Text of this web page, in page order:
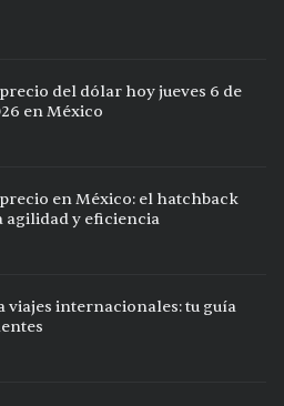
del dólar hoy jueves 6 de
en México
en México: el hatchback
agilidad y eficiencia
viajes internacionales: tu guía